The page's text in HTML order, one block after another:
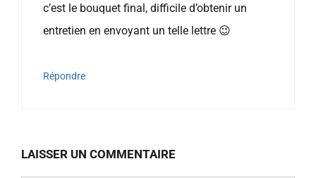
c’est le bouquet final, difficile d’obtenir un
entretien en envoyant un telle lettre 😉
Répondre
LAISSER UN COMMENTAIRE